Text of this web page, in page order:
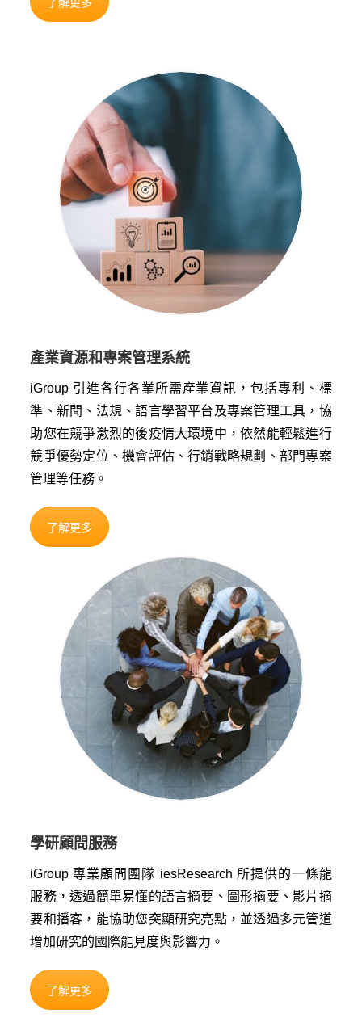
產業資源和專案管理系統
iGroup 引進各行各業所需產業資訊，包括專利、標
準、新聞、法規、語言學習平台及專案管理工具，協
助您在競爭激烈的後疫情大環境中，依然能輕鬆進行
競爭優勢定位、機會評估、行銷戰略規劃、部門專案
管理等任務。
了解更多
學研顧問服務
iGroup 專業顧問團隊 iesResearch 所提供的一條龍
服務，透過簡單易懂的語言摘要、圖形摘要、影片摘
要和播客，能協助您突顯研究亮點，並透過多元管道
增加研究的國際能見度與影響力。
了解更多